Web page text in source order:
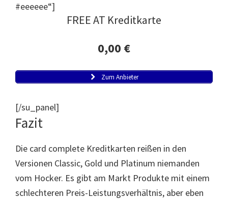
#eeeeee“]
FREE AT Kreditkarte
0,00 €
Zum Anbieter
[/su_panel]
Fazit
Die card complete Kreditkarten reißen in den
Versionen Classic, Gold und Platinum niemanden
vom Hocker. Es gibt am Markt Produkte mit einem
schlechteren Preis-Leistungsverhältnis, aber eben